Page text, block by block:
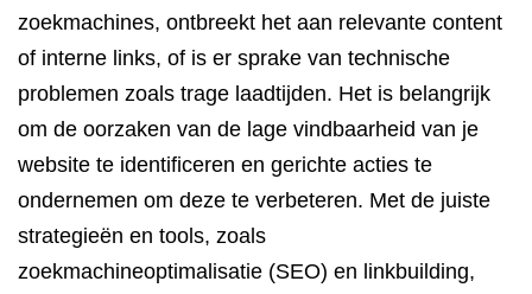
zoekmachines, ontbreekt het aan relevante content
of interne links, of is er sprake van technische
problemen zoals trage laadtijden. Het is belangrijk
om de oorzaken van de lage vindbaarheid van je
website te identificeren en gerichte acties te
ondernemen om deze te verbeteren. Met de juiste
strategieën en tools, zoals
zoekmachineoptimalisatie (SEO) en linkbuilding,